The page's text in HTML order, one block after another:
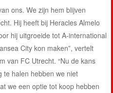
ons. We zijn hem blijven
Hij heeft bij Heracles Almelo
hij uitgroeide tot A-international
City kon maken”, vertelt
van FC Utrecht. “Nu de kans
te halen hebben we niet
we een optie tot koop hebben